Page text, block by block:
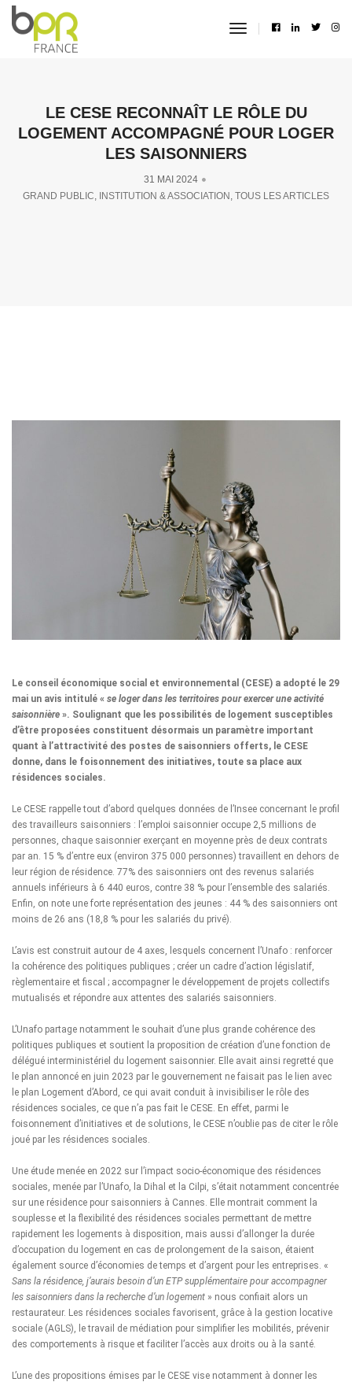
toggle
LE CESE RECONNAÎT LE RÔLE DU
LOGEMENT ACCOMPAGNÉ POUR LOGER
LES SAISONNIERS
31 MAI 2024
GRAND PUBLIC, INSTITUTION & ASSOCIATION, TOUS LES ARTICLES
Le conseil économique social et environnemental (CESE) a adopté le 29
mai un avis intitulé « se loger dans les territoires pour exercer une activité
saisonnière ». Soulignant que les possibilités de logement susceptibles
d’être proposées constituent désormais un paramètre important
quant à l’attractivité des postes de saisonniers offerts, le CESE
donne, dans le foisonnement des initiatives, toute sa place aux
résidences sociales.
Le CESE rappelle tout d’abord quelques données de l’Insee concernant le profil
des travailleurs saisonniers : l’emploi saisonnier occupe 2,5 millions de
personnes, chaque saisonnier exerçant en moyenne près de deux contrats
par an. 15 % d’entre eux (environ 375 000 personnes) travaillent en dehors de
leur région de résidence. 77% des saisonniers ont des revenus salariés
annuels inférieurs à 6 440 euros, contre 38 % pour l’ensemble des salariés.
Enfin, on note une forte représentation des jeunes : 44 % des saisonniers ont
moins de 26 ans (18,8 % pour les salariés du privé).
L’avis est construit autour de 4 axes, lesquels concernent l’Unafo : renforcer
la cohérence des politiques publiques ; créer un cadre d’action législatif,
règlementaire et fiscal ; accompagner le développement de projets collectifs
mutualisés et répondre aux attentes des salariés saisonniers.
L’Unafo partage notamment le souhait d’une plus grande cohérence des
politiques publiques et soutient la proposition de création d’une fonction de
délégué interministériel du logement saisonnier. Elle avait ainsi regretté que
le plan annoncé en juin 2023 par le gouvernement ne faisait pas le lien avec
le plan Logement d’Abord, ce qui avait conduit à invisibiliser le rôle des
résidences sociales, ce que n’a pas fait le CESE. En effet, parmi le
foisonnement d’initiatives et de solutions, le CESE n’oublie pas de citer le rôle
joué par les résidences sociales
Une étude menée en 2022 sur l’impact socio-économique des résidences
sociales , menée par l’Unafo, la Dihal et la Cilpi, s’était notamment concentrée
sur une résidence pour saisonniers à Cannes. Elle montrait comment la
souplesse et la flexibilité des résidences sociales permettant de mettre
rapidement les logements à disposition, mais aussi d’allonger la durée
d’occupation du logement en cas de prolongement de la saison, étaient
également source d’économies de temps et d’argent pour les entreprises. «
Sans la résidence, j’aurais besoin d’un ETP supplémentaire pour accompagner
les saisonniers dans la recherche d’un logement » nous confiait alors un
restaurateur. Les résidences sociales favorisent, grâce à la gestion locative
sociale (AGLS), le travail de médiation pour simplifier les mobilités, prévenir
des comportements à risque et faciliter l’accès aux droits ou à la santé.
L’une des propositions émises par le CESE vise notamment à donner les